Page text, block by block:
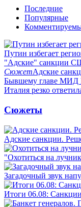
Последние
Популярные
Путин избегает
"Адские" санкции
СюжетАдские
Бывшему главе МИД
Италия резко
Сюжеты
Адские санкции.
"Охотиться на
Загадочный звук
Итоги 06.08: